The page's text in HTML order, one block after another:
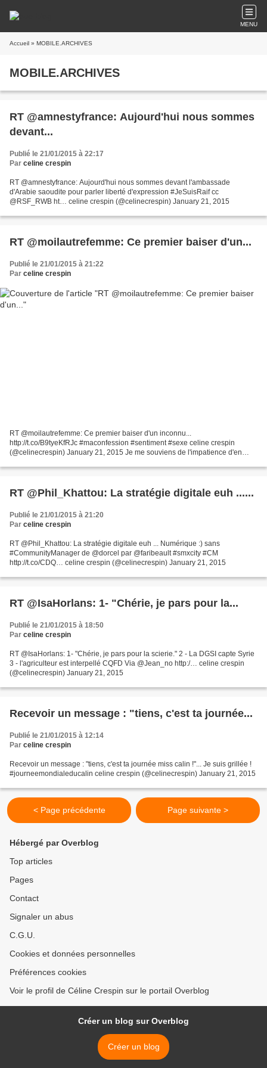
MENU
Accueil » MOBILE.ARCHIVES
MOBILE.ARCHIVES
RT @amnestyfrance: Aujourd'hui nous sommes
devant...
Publié le 21/01/2015 à 22:17
Par celine crespin
RT @amnestyfrance: Aujourd'hui nous sommes devant l'ambassade
d'Arabie saoudite pour parler liberté d'expression #JeSuisRaif cc
@RSF_RWB ht… celine crespin (@celinecrespin) January 21, 2015
RT @moilautrefemme: Ce premier baiser d'un...
Publié le 21/01/2015 à 21:22
Par celine crespin
RT @moilautrefemme: Ce premier baiser d'un inconnu...
http://t.co/B9tyeKfRJc #maconfession #sentiment #sexe celine crespin
(@celinecrespin) January 21, 2015 Je me souviens de l'impatience d'en
RT @Phil_Khattou: La stratégie digitale euh ......
Publié le 21/01/2015 à 21:20
Par celine crespin
RT @Phil_Khattou: La stratégie digitale euh ... Numérique :) sans
#CommunityManager de @dorcel par @faribeault #smxcity #CM
http://t.co/CDQ… celine crespin (@celinecrespin) January 21, 2015
RT @IsaHorlans: 1- "Chérie, je pars pour la...
Publié le 21/01/2015 à 18:50
Par celine crespin
RT @IsaHorlans: 1- "Chérie, je pars pour la scierie." 2 - La DGSI capte Syrie
3 - l'agriculteur est interpellé CQFD Via @Jean_no http:/… celine crespin
(@celinecrespin) January 21, 2015
Recevoir un message : "tiens, c'est ta journée...
Publié le 21/01/2015 à 12:14
Par celine crespin
Recevoir un message : "tiens, c'est ta journée miss calin !"... Je suis grillée !
#journeemondialeducalin celine crespin (@celinecrespin) January 21, 2015
< Page précédente Page suivante >
Hébergé par Overblog
Top articles
Pages
Contact
Signaler un abus
C.G.U.
Cookies et données personnelles
Préférences cookies
Voir le profil de Céline Crespin sur le portail Overblog
Créer un blog sur Overblog
Créer un blog